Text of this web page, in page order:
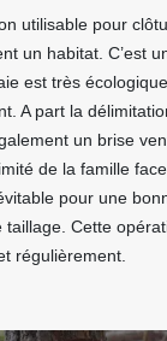
utilisable pour
un habitat. C’est
est très
A part la
un brise
de la famille
pour une
taillage. Cette
régulièrement.